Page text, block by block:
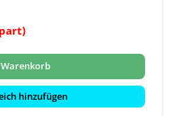
hinzufügen